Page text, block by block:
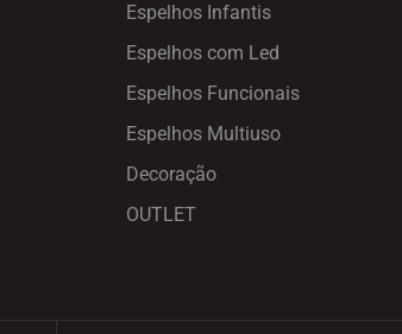
Espelhos Infantis
Espelhos com Led
Espelhos Funcionais
Espelhos Multiuso
Decoração
OUTLET